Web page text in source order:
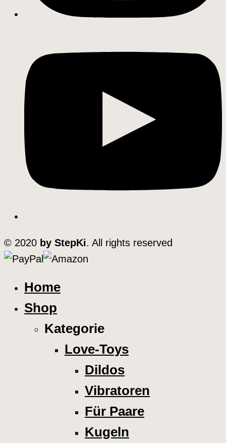
© 2020 by StepKi. All rights reserved
Home
Shop
Kategorie
Love-Toys
Dildos
Vibratoren
Für Paare
Kugeln